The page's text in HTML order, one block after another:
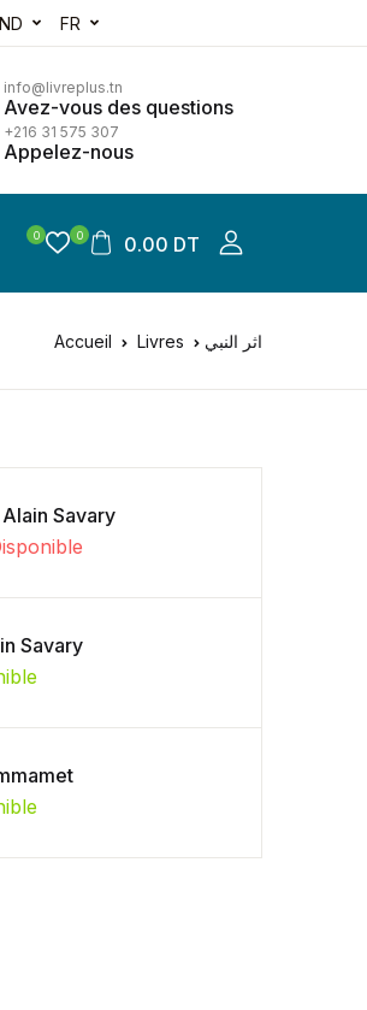
FR
info@livreplus.tn
Avez-vous des questions
+216 31 575 307
Appelez-nous
0 0 0.00 DT
Accueil Livres اثر النبي
Savary
Savary